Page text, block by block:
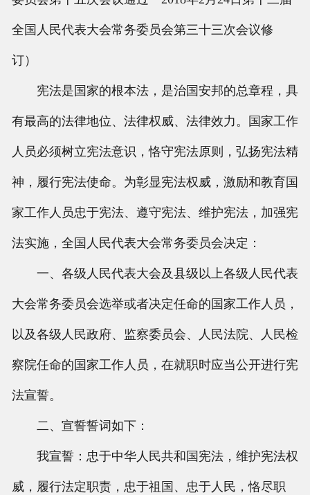
全国人民代表大会常务委员会第三十三次会议修
订）
宪法是国家的根本法，是治国安邦的总章程，具
有最高的法律地位、法律权威、法律效力。国家工作
人员必须树立宪法意识，恪守宪法原则，弘扬宪法精
神，履行宪法使命。为彰显宪法权威，激励和教育国
家工作人员忠于宪法、遵守宪法、维护宪法，加强宪
法实施，全国人民代表大会常务委员会决定：
一、各级人民代表大会及县级以上各级人民代表
大会常务委员会选举或者决定任命的国家工作人员，
以及各级人民政府、监察委员会、人民法院、人民检
察院任命的国家工作人员，在就职时应当公开进行宪
法宣誓。
二、宣誓誓词如下：
我宣誓：忠于中华人民共和国宪法，维护宪法权
威，履行法定职责，忠于祖国、忠于人民，恪尽职